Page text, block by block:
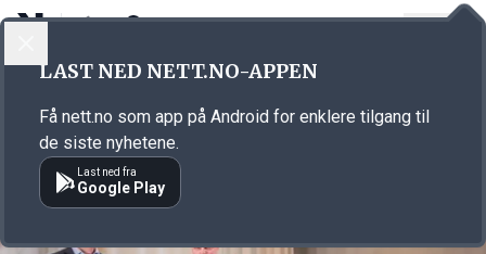
Annonsørinnhold
LAST NED NETT.NO-APPEN
Få nett.no som app på Android for enklere tilgang til
de siste nyhetene.
Last ned fra
Google Play